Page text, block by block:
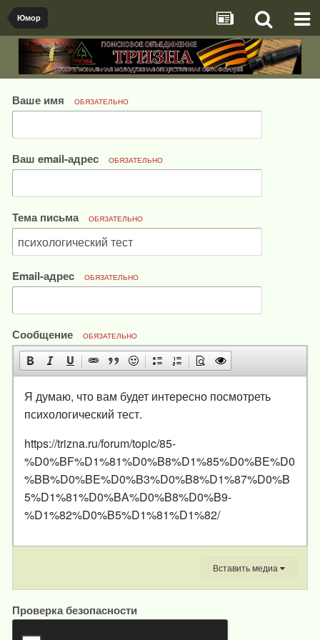
Юмор
Ваше имя ОБЯЗАТЕЛЬНО
Ваш email-адрес ОБЯЗАТЕЛЬНО
Тема письма ОБЯЗАТЕЛЬНО
Email-адрес ОБЯЗАТЕЛЬНО
Сообщение ОБЯЗАТЕЛЬНО
Я думаю, что вам будет интересно посмотреть
психологический тест.
https://trizna.ru/forum/topic/85-
%D0%BF%D1%81%D0%B8%D1%85%D0%BE%D0
%BB%D0%BE%D0%B3%D0%B8%D1%87%D0%B
5%D1%81%D0%BA%D0%B8%D0%B9-
%D1%82%D0%B5%D1%81%D1%82/
Вставить медиа
Проверка безопасности